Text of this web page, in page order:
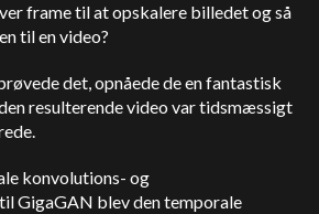
frame til at opskalere billedet og så
til en video?
det, opnåede de en fantastisk
resulterende video var tidsmæssigt
konvolutions- og
GigaGAN blev den temporale